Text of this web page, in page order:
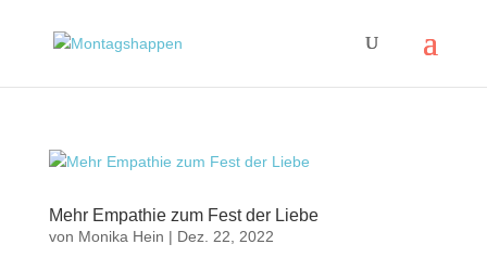
Mehr Empathie zum Fest der Liebe
von Monika Hein | Dez. 22, 2022